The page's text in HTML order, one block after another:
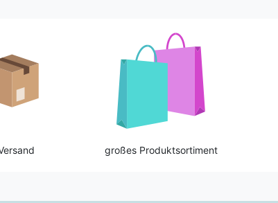
großes Produktsortiment